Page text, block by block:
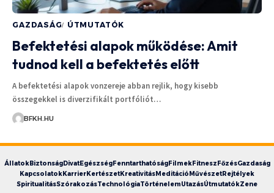
GAZDASÁG ÚTMUTATÓK
Befektetési alapok működése: Amit
tudnod kell a befektetés előtt
A befektetési alapok vonzereje abban rejlik, hogy kisebb
összegekkel is diverzifikált portfóliót…
BFKH.HU
ÁllatokBiztonságDivatEgészségFenntarthatóságFilmekFitneszFőzésGazdaság
KapcsolatokKarrierKertészetKreativitásMeditációMűvészetRejtélyek
SpiritualitásSzórakozásTechnológiaTörténelemUtazásÚtmutatókZene